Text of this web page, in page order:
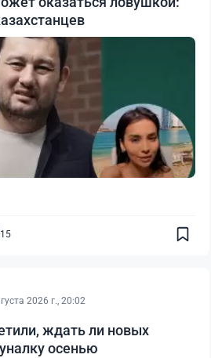
15
2026 г., 20:02
ждать ли новых
осенью